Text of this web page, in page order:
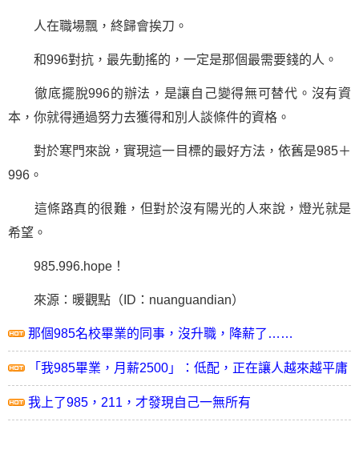
人在職場飄，終歸會挨刀。
和996對抗，最先動搖的，一定是那個最需要錢的人。
徹底擺脫996的辦法，是讓自己變得無可替代。沒有資
本，你就得通過努力去獲得和別人談條件的資格。
對於寒門來說，實現這一目標的最好方法，依舊是985＋
996。
這條路真的很難，但對於沒有陽光的人來說，燈光就是
希望。
985.996.hope！
來源：暖觀點（ID：nuanguandian）
那個985名校畢業的同事，沒升職，降薪了……
「我985畢業，月薪2500」：低配，正在讓人越來越平庸
我上了985，211，才發現自己一無所有